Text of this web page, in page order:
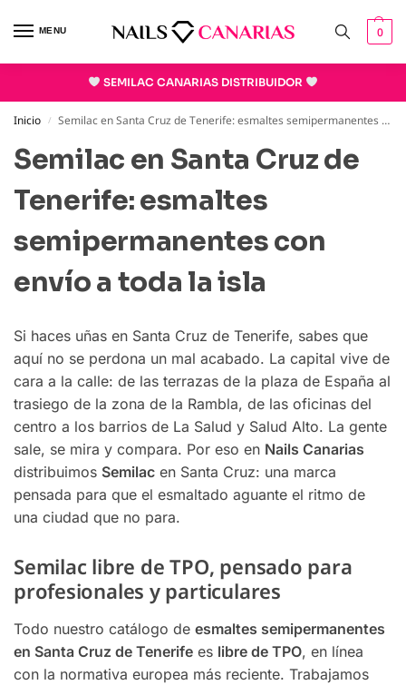
MENU 0
SEMILAC CANARIAS DISTRIBUIDOR
Inicio / Semilac en Santa Cruz de Tenerife: esmaltes semipermanentes con envío a toda la isla
Semilac en Santa Cruz de
Tenerife: esmaltes
semipermanentes con
envío a toda la isla
Si haces uñas en Santa Cruz de Tenerife, sabes que
aquí no se perdona un mal acabado. La capital vive de
cara a la calle: de las terrazas de la plaza de España al
trasiego de la zona de la Rambla, de las oficinas del
centro a los barrios de La Salud y Salud Alto. La gente
sale, se mira y compara. Por eso en Nails Canarias
distribuimos Semilac en Santa Cruz: una marca
pensada para que el esmaltado aguante el ritmo de
una ciudad que no para.
Semilac libre de TPO, pensado para
profesionales y particulares
Todo nuestro catálogo de esmaltes semipermanentes
en Santa Cruz de Tenerife es libre de TPO, en línea
con la normativa europea más reciente. Trabajamos